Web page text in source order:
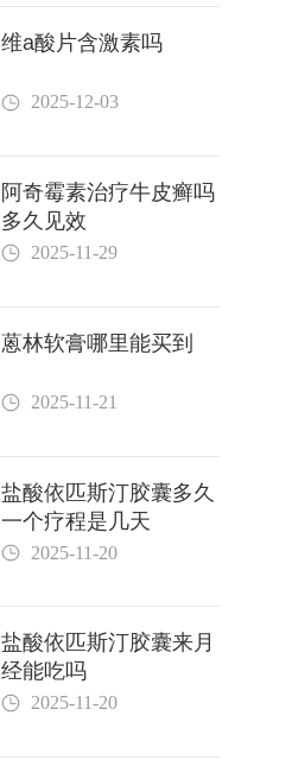
维a酸片含激素吗
2025-12-03
阿奇霉素治疗牛皮癣吗
多久见效
2025-11-29
蒽林软膏哪里能买到
2025-11-21
盐酸依匹斯汀胶囊多久
一个疗程是几天
2025-11-20
盐酸依匹斯汀胶囊来月
经能吃吗
2025-11-20